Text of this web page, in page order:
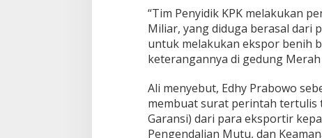
“Tim Penyidik KPK melakukan
Miliar, yang diduga berasal dari
untuk melakukan ekspor benih
keterangannya di gedung
Ali menyebut, Edhy Prabowo
membuat surat perintah tertulis
Garansi) dari para eksportir
Pengendalian Mutu, dan